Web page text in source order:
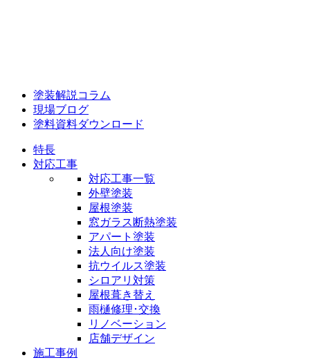
塗装解説コラム
現場ブログ
塗料資料ダウンロード
特長
対応工事
対応工事一覧
外壁塗装
屋根塗装
窓ガラス断熱塗装
アパート塗装
法人向け塗装
抗ウイルス塗装
シロアリ対策
屋根葺き替え
雨樋修理･交換
リノベーション
店舗デザイン
施工事例